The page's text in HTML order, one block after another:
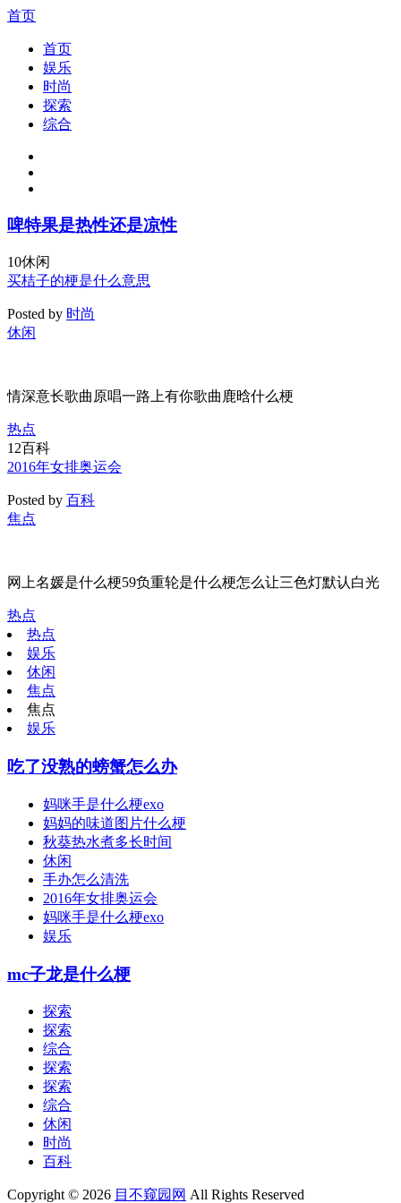
首页
首页
娱乐
时尚
探索
综合
啤特果是热性还是凉性
10休闲
买桔子的梗是什么意思
Posted by 时尚
休闲
情深意长歌曲原唱一路上有你歌曲鹿晗什么梗
热点
12百科
2016年女排奥运会
Posted by 百科
焦点
网上名媛是什么梗59负重轮是什么梗怎么让三色灯默认白光
热点
热点
娱乐
休闲
焦点
焦点
娱乐
吃了没熟的螃蟹怎么办
妈咪手是什么梗exo
妈妈的味道图片什么梗
秋葵热水煮多长时间
休闲
手办怎么清洗
2016年女排奥运会
妈咪手是什么梗exo
娱乐
mc子龙是什么梗
探索
探索
综合
探索
探索
综合
休闲
时尚
百科
Copyright © 2026 目不窥园网 All Rights Reserved